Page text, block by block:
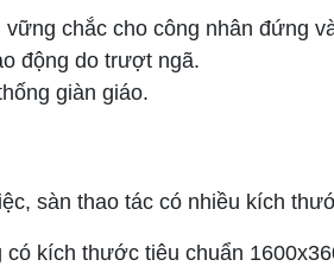
vững chắc cho công nhân đứng
động do trượt ngã.
giàn giáo.
sàn thao tác có nhiều kích
kích thước tiêu chuẩn